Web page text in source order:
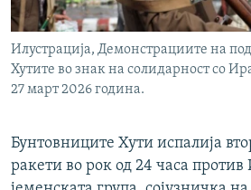
Илустрација, Демонстрациите на
Хутите во знак на солидарност со
27 март 2026 година.
Бунтовниците Хути испалија
ракети во рок од 24 часа против